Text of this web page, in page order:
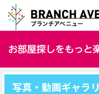
写真・動画ギャラリ